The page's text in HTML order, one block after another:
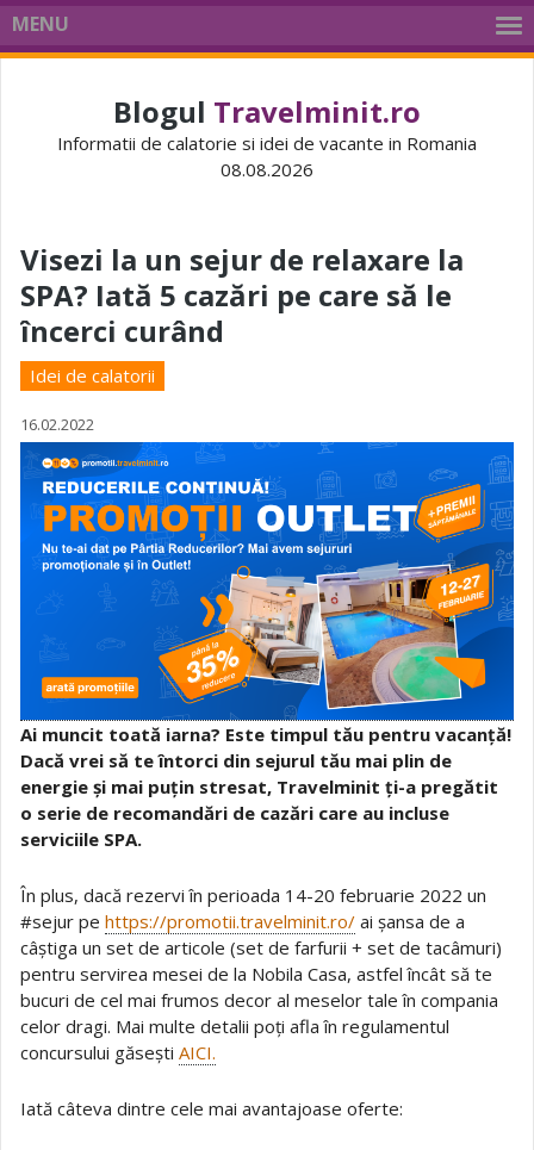
MENU
Blogul Travelminit.ro
Informatii de calatorie si idei de vacante in Romania
08.08.2026
Visezi la un sejur de relaxare la
SPA? Iată 5 cazări pe care să le
încerci curând
Idei de calatorii
16.02.2022
Ai muncit toată iarna? Este timpul tău pentru vacanță!
Dacă vrei să te întorci din sejurul tău mai plin de
energie și mai puțin stresat, Travelminit ți-a pregătit
o serie de recomandări de cazări care au incluse
serviciile SPA.
În plus, dacă rezervi în perioada 14-20 februarie 2022 un
#sejur pe https://promotii.travelminit.ro/ ai șansa de a
câștiga un set de articole (set de farfurii + set de tacâmuri)
pentru servirea mesei de la Nobila Casa, astfel încât să te
bucuri de cel mai frumos decor al meselor tale în compania
celor dragi. Mai multe detalii poți afla în regulamentul
concursului găsești AICI.
Iată câteva dintre cele mai avantajoase oferte: